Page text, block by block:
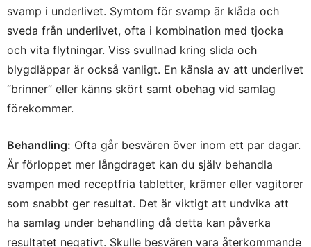
svamp i underlivet. Symtom för svamp är klåda och
sveda från underlivet, ofta i kombination med tjocka
och vita flytningar. Viss svullnad kring slida och
blygdläppar är också vanligt. En känsla av att underlivet
“brinner” eller känns skört samt obehag vid samlag
förekommer.
Behandling: Ofta går besvären över inom ett par dagar.
Är förloppet mer långdraget kan du själv behandla
svampen med receptfria tabletter, krämer eller vagitorer
som snabbt ger resultat. Det är viktigt att undvika att
ha samlag under behandling då detta kan påverka
resultatet negativt. Skulle besvären vara återkommande